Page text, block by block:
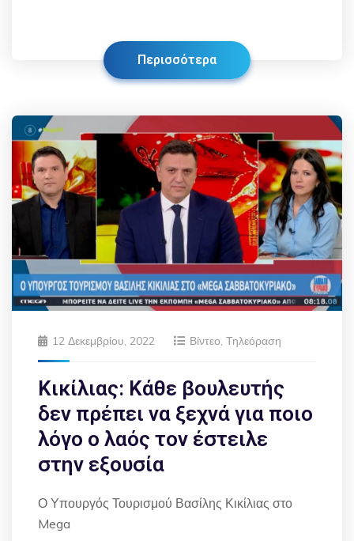
Περισσότερα
12 Δεκεμβρίου, 2022 Βίντεο, Τηλεόραση
Κικίλιας: Κάθε βουλευτής
δεν πρέπει να ξεχνά για ποιο
λόγο ο λαός τον έστειλε
στην εξουσία
Ο Υπουργός Τουρισμού Βασίλης Κικίλιας στο
Mega